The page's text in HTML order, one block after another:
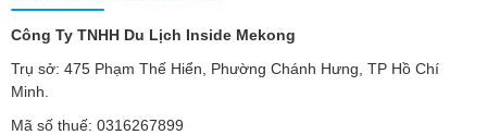
Công Ty TNHH Du Lịch Inside Mekong
Trụ sở: 475 Phạm Thế Hiển, Phường Chánh Hưng, TP Hồ Chí
Minh.
Mã số thuế: 0316267899